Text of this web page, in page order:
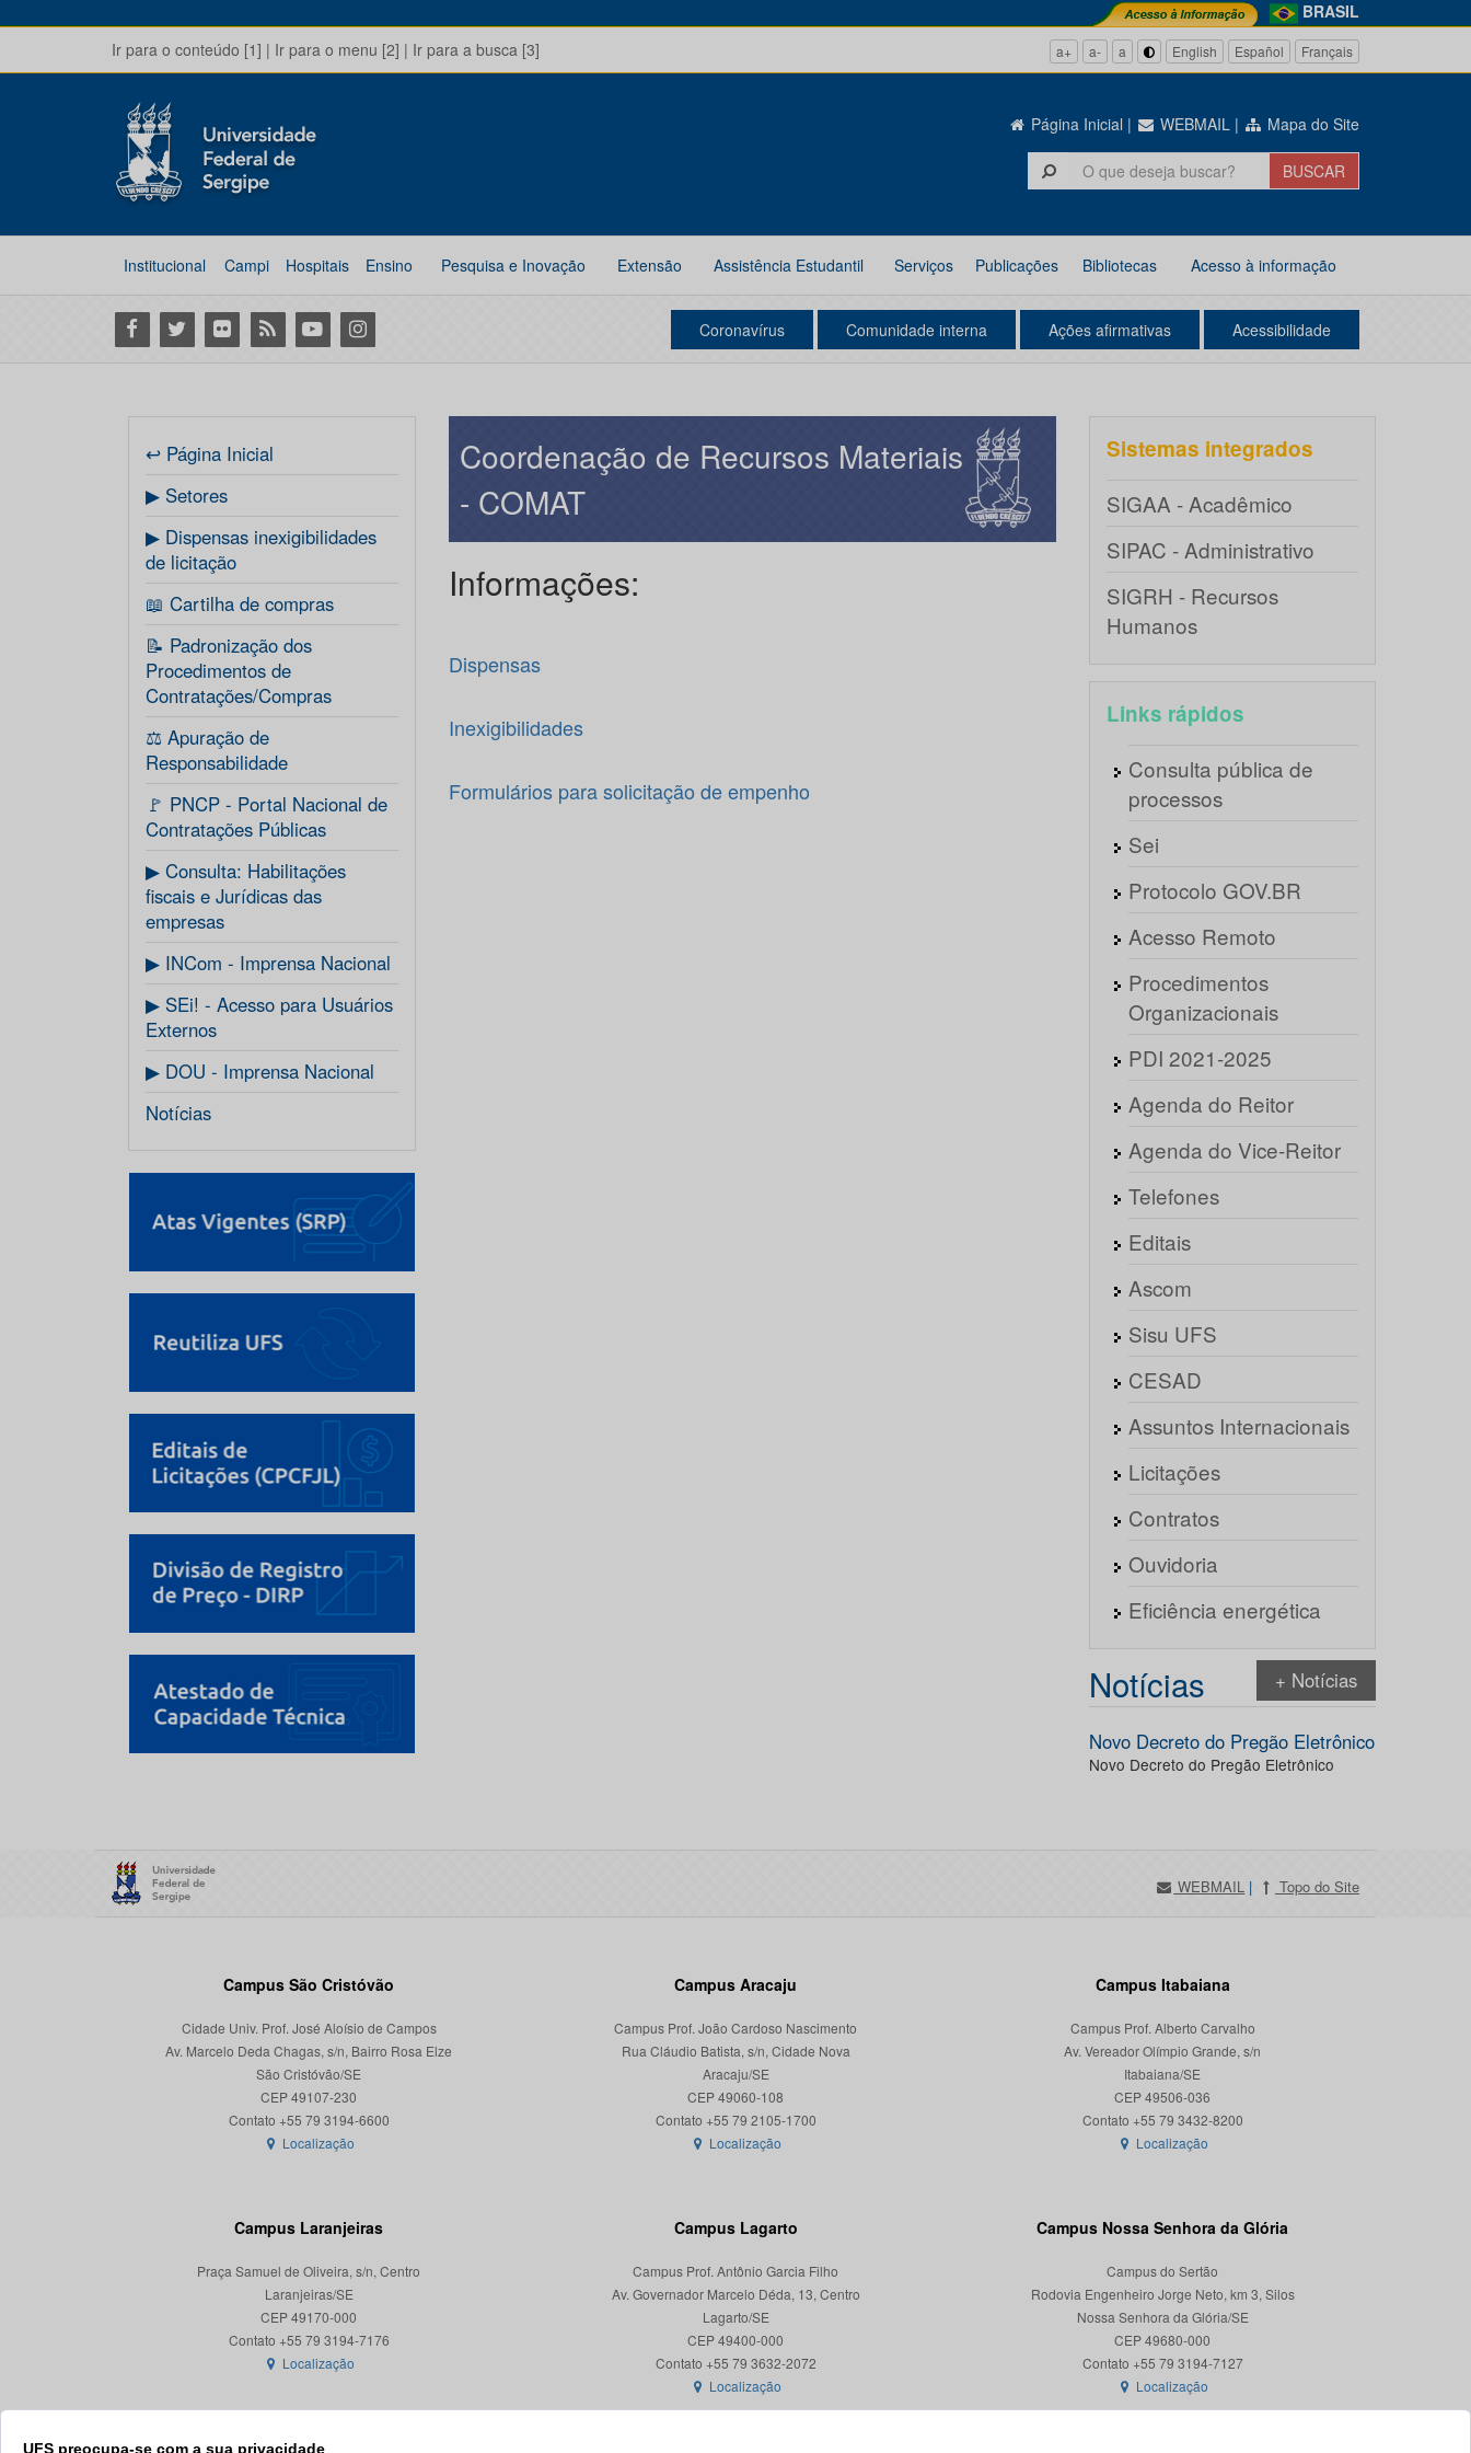
BRASIL
Ir para o conteúdo [1] | Ir para o menu [2] | Ir para a busca [3] a+ a- a English Español Français
Página Inicial | WEBMAIL | Mapa do Site
Institucional Campi Hospitais Ensino Pesquisa e Inovação Extensão Assistência Estudantil Serviços Publicações Bibliotecas Acesso à informação
Facebook
Twitter Flickr RSS YoutubeInstagram Coronavírus Comunidade interna Ações afirmativas Acessibilidade
UFS preocupa-se com a sua privacidade
↩ Página Inicial
▶ Setores
▶ Dispensas inexigibilidades
de licitação
📖 Cartilha de compras
📝 Padronização dos
Procedimentos de
Contratações/Compras
⚖️ Apuração de
Responsabilidade
🚩 PNCP - Portal Nacional de
Contratações Públicas
▶ Consulta: Habilitações
fiscais e Jurídicas das
empresas
▶ INCom - Imprensa Nacional
▶ SEi! - Acesso para Usuários
Externos
▶ DOU - Imprensa Nacional
Notícias
Coordenação de Recursos Materiais
- COMAT
Informações:
Dispensas
Inexigibilidades
Formulários para solicitação de empenho
Sistemas integrados
SIGAA - Acadêmico
SIPAC - Administrativo
SIGRH - Recursos
Humanos
Links rápidos
Consulta pública de
processos
Sei
Protocolo GOV.BR
Acesso Remoto
Procedimentos
Organizacionais
PDI 2021-2025
Agenda do Reitor
Agenda do Vice-Reitor
Telefones
Editais
Ascom
Sisu UFS
CESAD
Assuntos Internacionais
Licitações
Contratos
Ouvidoria
Eficiência energética
Notícias + Notícias
Novo Decreto do Pregão Eletrônico
Novo Decreto do Pregão Eletrônico
WEBMAIL | Topo do Site
Campus São Cristóvão
Cidade Univ. Prof. José Aloísio de Campos
Av. Marcelo Deda Chagas, s/n, Bairro Rosa Elze
São Cristóvão/SE
CEP 49107-230
Localização
Campus Aracaju
Campus Prof. João Cardoso Nascimento
Rua Cláudio Batista, s/n, Cidade Nova
Aracaju/SE
CEP 49060-108
Localização
Campus Itabaiana
Campus Prof. Alberto Carvalho
Av. Vereador Olímpio Grande, s/n
Itabaiana/SE
CEP 49506-036
Localização
Campus Laranjeiras
Praça Samuel de Oliveira, s/n, Centro
Laranjeiras/SE
CEP 49170-000
Localização
Campus Lagarto
Campus Prof. Antônio Garcia Filho
Av. Governador Marcelo Déda, 13, Centro
Lagarto/SE
CEP 49400-000
Localização
Campus Nossa Senhora da Glória
Campus do Sertão
Rodovia Engenheiro Jorge Neto, km 3, Silos
Nossa Senhora da Glória/SE
CEP 49680-000
Contato +55 79 3194-7127
Localização